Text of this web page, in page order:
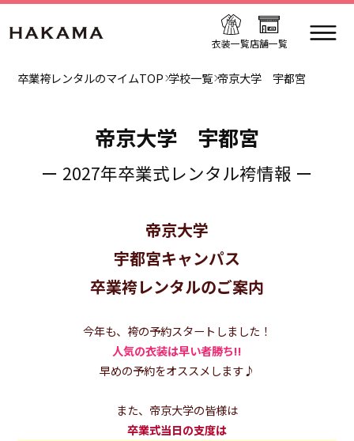
衣装一覧店舗一覧
卒業袴レンタルのマイムTOP 学校一覧 帝京大学 宇都宮
帝京大学 宇都宮
ー 2027年卒業式レンタル袴情報 ー
帝京大学
宇都宮キャンパス
卒業袴レンタルのご案内
今年も、袴の予約スタートしました！
人気の衣装は早い者勝ち!!
早めの予約をオススメします♪
また、帝京大学の皆様は
卒業式当日の支度は